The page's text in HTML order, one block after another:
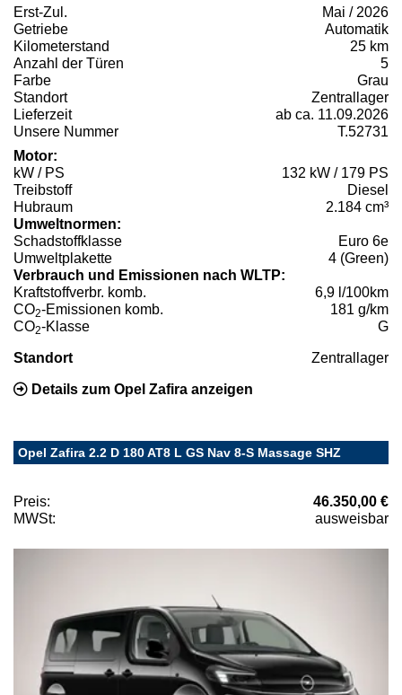
Erst-Zul.
Mai / 2026
Getriebe
Automatik
Kilometerstand
25 km
Anzahl der Türen
5
Farbe
Grau
Standort
Zentrallager
Lieferzeit
ab ca. 11.09.2026
Unsere Nummer
T.52731
Motor:
kW / PS
132 kW / 179 PS
Treibstoff
Diesel
Hubraum
2.184 cm³
Umweltnormen:
Schadstoffklasse
Euro 6e
Umweltplakette
4 (Green)
Verbrauch und Emissionen nach WLTP:
Kraftstoffverbr. komb.
6,9 l/100km
CO2-Emissionen komb.
181 g/km
CO2-Klasse G
Standort Zentrallager
Details zum Opel Zafira anzeigen
Opel Zafira 2.2 D 180 AT8 L GS Nav 8-S Massage SHZ
Preis:
46.350,00 €
MWSt:
ausweisbar